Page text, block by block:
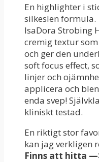
En highlighter i
silkeslen formula.
IsaDora Strobing
cremig textur
och ger den
soft focus effect,
linjer och
applicera och
enda svep!
kliniskt testad.
En riktigt stor
kan jag verkligen
Finns att hitta